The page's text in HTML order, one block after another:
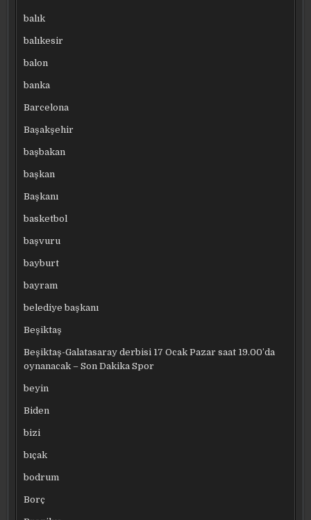
balık
balıkesir
balon
banka
Barcelona
Başakşehir
başbakan
başkan
Başkanı
basketbol
başvuru
bayburt
bayram
belediye başkanı
Beşiktaş
Beşiktaş-Galatasaray derbisi 17 Ocak Pazar saat 19.00’da
oynanacak – Son Dakika Spor
beyin
Biden
bizi
bıçak
bodrum
Borç